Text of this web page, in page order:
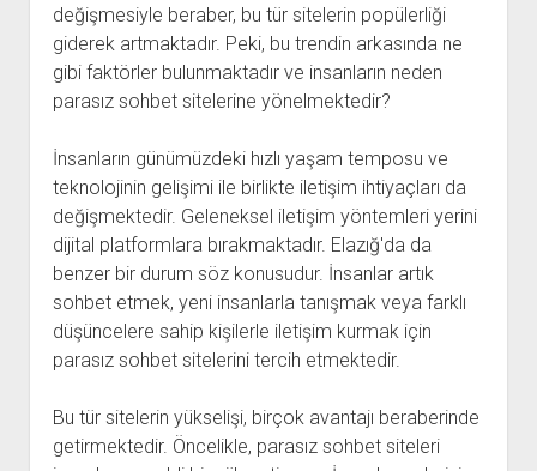
değişmesiyle beraber, bu tür sitelerin popülerliği
giderek artmaktadır. Peki, bu trendin arkasında ne
gibi faktörler bulunmaktadır ve insanların neden
parasız sohbet sitelerine yönelmektedir?
İnsanların günümüzdeki hızlı yaşam temposu ve
teknolojinin gelişimi ile birlikte iletişim ihtiyaçları da
değişmektedir. Geleneksel iletişim yöntemleri yerini
dijital platformlara bırakmaktadır. Elazığ'da da
benzer bir durum söz konusudur. İnsanlar artık
sohbet etmek, yeni insanlarla tanışmak veya farklı
düşüncelere sahip kişilerle iletişim kurmak için
parasız sohbet sitelerini tercih etmektedir.
Bu tür sitelerin yükselişi, birçok avantajı beraberinde
getirmektedir. Öncelikle, parasız sohbet siteleri